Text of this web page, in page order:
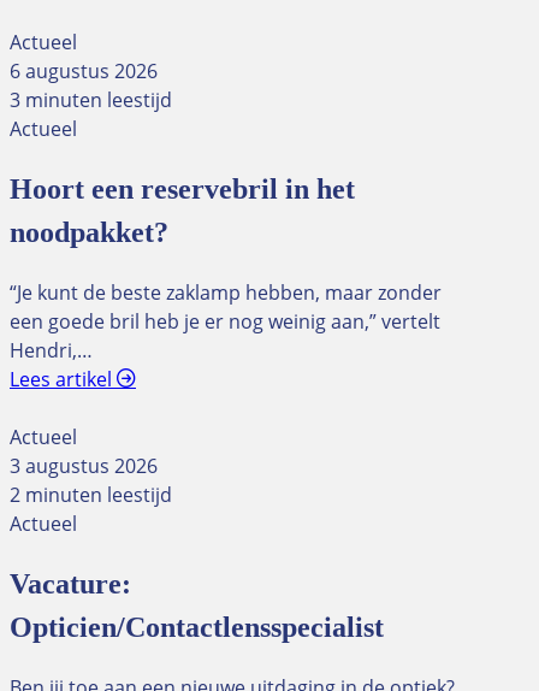
Actueel
6 augustus 2026
3 minuten leestijd
Actueel
Hoort een reservebril in het
noodpakket?
“Je kunt de beste zaklamp hebben, maar zonder
een goede bril heb je er nog weinig aan,” vertelt
Hendri,…
Lees artikel
Actueel
3 augustus 2026
2 minuten leestijd
Actueel
Vacature:
Opticien/Contactlensspecialist